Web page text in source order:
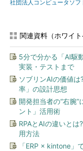
社団法人コンピュータソフ
関連資料（ホワイト
5分で分かる「AI駆
実装・テストまで
ソブリンAIの価値
率」の設計思想
開発担当者の“右腕
ント」活用術
RPAとAIの違いと
用方法
「ERP × kintone」